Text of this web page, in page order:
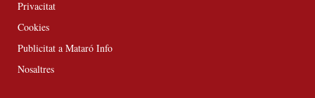
Privacitat
Cookies
Publicitat a Mataró Info
Nosaltres